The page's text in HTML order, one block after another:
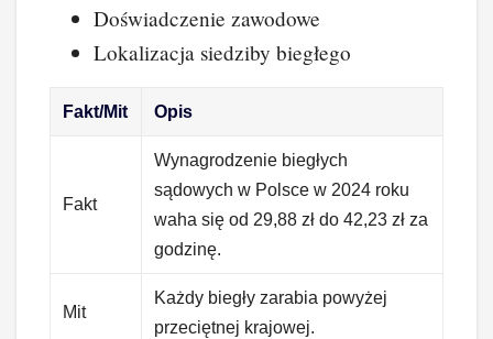
Doświadczenie zawodowe
Lokalizacja siedziby biegłego
Fakt/Mit Opis
Fakt
Wynagrodzenie biegłych
sądowych w Polsce w 2024 roku
waha się od 29,88 zł do 42,23 zł za
godzinę.
Mit
Każdy biegły zarabia powyżej
przeciętnej krajowej.